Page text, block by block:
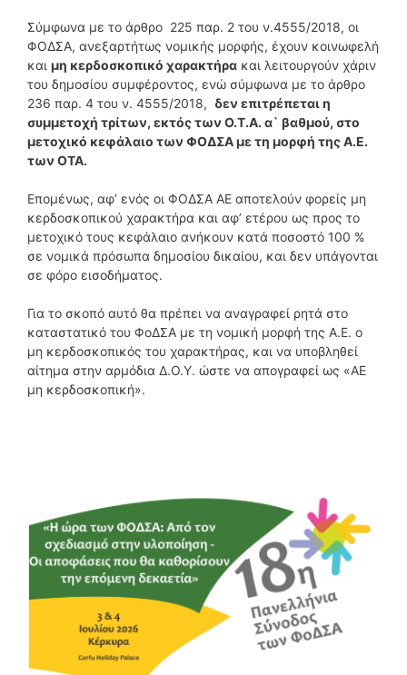
Σύμφωνα με το άρθρο 225 παρ. 2 του ν.4555/2018, οι
ΦΟΔΣΑ, ανεξαρτήτως νομικής μορφής, έχουν κοινωφελή
και μη κερδοσκοπικό χαρακτήρα και λειτουργούν χάριν
του δημοσίου συμφέροντος, ενώ σύμφωνα με το άρθρο
236 παρ. 4 του ν. 4555/2018, δεν επιτρέπεται η
συμμετοχή τρίτων, εκτός των Ο.Τ.Α. α` βαθμού, στο
μετοχικό κεφάλαιο των ΦΟΔΣΑ με τη μορφή της Α.Ε.
των ΟΤΑ.
Επομένως, αφ’ ενός οι ΦΟΔΣΑ ΑΕ αποτελούν φορείς μη
κερδοσκοπικού χαρακτήρα και αφ’ ετέρου ως προς το
μετοχικό τους κεφάλαιο ανήκουν κατά ποσοστό 100 %
σε νομικά πρόσωπα δημοσίου δικαίου, και δεν υπάγονται
σε φόρο εισοδήματος.
Για το σκοπό αυτό θα πρέπει να αναγραφεί ρητά στο
καταστατικό του ΦοΔΣΑ με τη νομική μορφή της Α.Ε. ο
μη κερδοσκοπικός του χαρακτήρας, και να υποβληθεί
αίτημα στην αρμόδια Δ.Ο.Υ. ώστε να απογραφεί ως «ΑΕ
μη κερδοσκοπική».